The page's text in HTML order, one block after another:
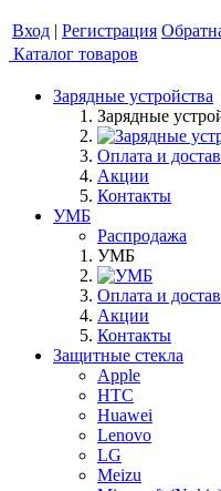
Вход | Регистрация
Каталог товаров
Зарядные устройства
Зарядные
Оплата и
Акции
Контакты
УМБ
Распродажа
УМБ
Оплата и
Акции
Контакты
Защитные стекла
Apple
HTC
Huawei
Lenovo
LG
Meizu